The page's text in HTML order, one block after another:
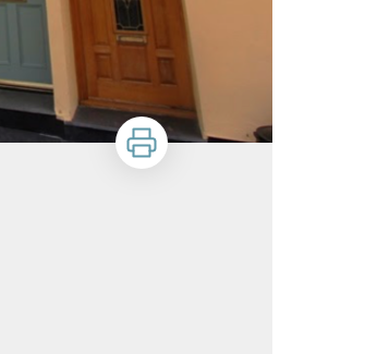
Stampa